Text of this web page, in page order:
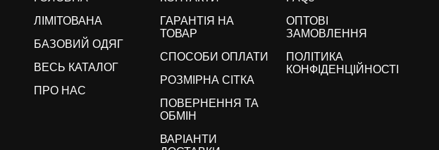
ЛІМІТОВАНА
БАЗОВИЙ ОДЯГ
ВЕСЬ КАТАЛОГ
ПРО НАС
ГАРАНТІЯ НА
ТОВАР
СПОСОБИ ОПЛАТИ
РОЗМІРНА СІТКА
ПОВЕРНЕННЯ ТА
ОБМІН
ВАРІАНТИ
ОПТОВІ
ЗАМОВЛЕННЯ
ПОЛІТИКА
КОНФІДЕНЦІЙНОСТІ